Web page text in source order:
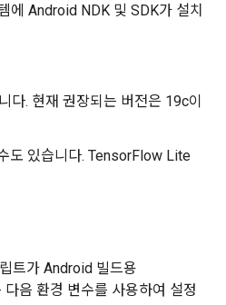
에 Android NDK 및 SDK가 설치
. 현재 권장되는 버전은 19c이
도 있습니다. TensorFlow Lite
트가 Android 빌드용
음 환경 변수를 사용하여 설정